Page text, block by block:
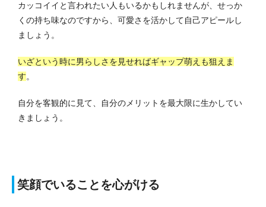
カッコイイと言われたい人もいるかもしれませんが、せっか
くの持ち味なのですから、可愛さを活かして自己アピールし
ましょう。
いざという時に男らしさを見せればギャップ萌えも狙えま
す。
自分を客観的に見て、自分のメリットを最大限に生かしてい
きましょう。
笑顔でいることを心がける